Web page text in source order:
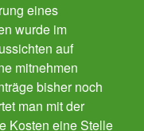
eines
wurde im
auf
mitnehmen
bisher noch
man mit der
Kosten eine Stelle